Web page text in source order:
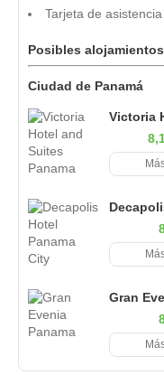
Tarjeta de
Posibles
Ciudad de Panamá
Victoria
Gran